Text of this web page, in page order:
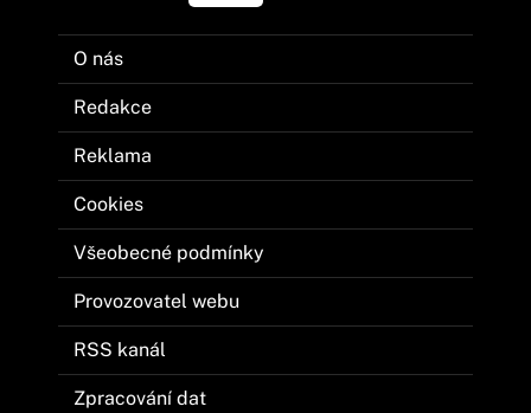
O nás
Redakce
Reklama
Cookies
Všeobecné podmínky
Provozovatel webu
RSS kanál
Zpracování dat